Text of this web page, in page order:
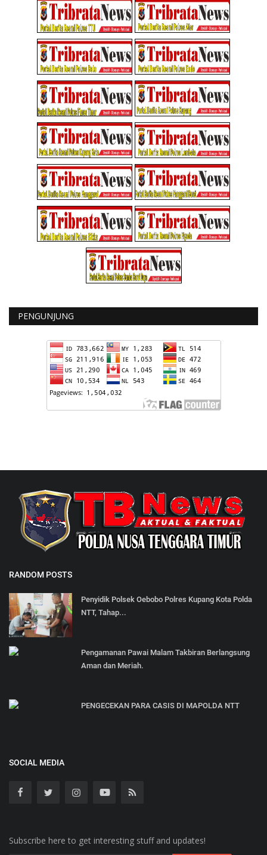
PENGUNJUNG
RANDOM POSTS
Penyidik Polsek Oebobo Polres Kupang Kota Polda
NTT, Tahap...
Pengamanan Pawai Malam Takbiran Berlangsung
Aman dan Meriah.
PENGECEKAN PARA CASIS DI MAPOLDA NTT
SOCIAL MEDIA
Subscribe here to get interesting stuff and updates!